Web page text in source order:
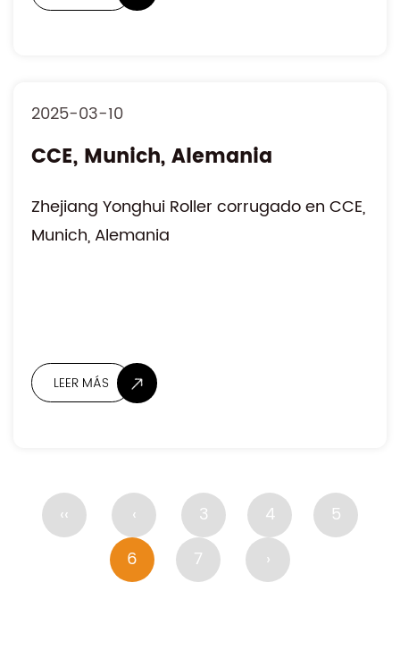
2025-03-10
CCE, Munich, Alemania
Zhejiang Yonghui Roller corrugado en CCE,
Munich, Alemania
‹‹ ‹ 3 4
5
6
7 ›